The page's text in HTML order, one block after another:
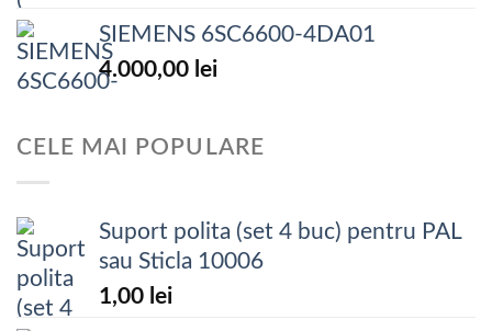
SIEMENS 6SC6600-4DA01
4.000,00 lei
CELE MAI POPULARE
Suport polita (set 4 buc) pentru PAL
sau Sticla 10006
1,00 lei